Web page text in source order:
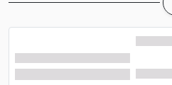
مستقیمی به استخر دارند.
یک کافی شاپ قهوه دارد
که انواع غذاهای la la carte فرنگی و غربی را نیز ارائه می
غذاهای اروپایی در رستوران